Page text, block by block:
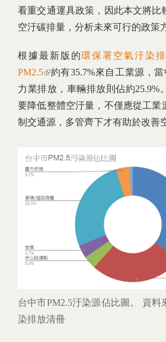
看重交通運具政策，因此本文將比
空汙碳排量，分析未來可行的政策
根據最新版的環保署空氣汙染
PM2.5(link is external)
約有35.7%來自工業源，
力業排放，車輛排放則佔約25.9%
要降低整體空汙量，不僅應從工業
制交通源，多管齊下才有助於改善
台中市PM2.5汙染源佔比圖。 資料
染排放清冊